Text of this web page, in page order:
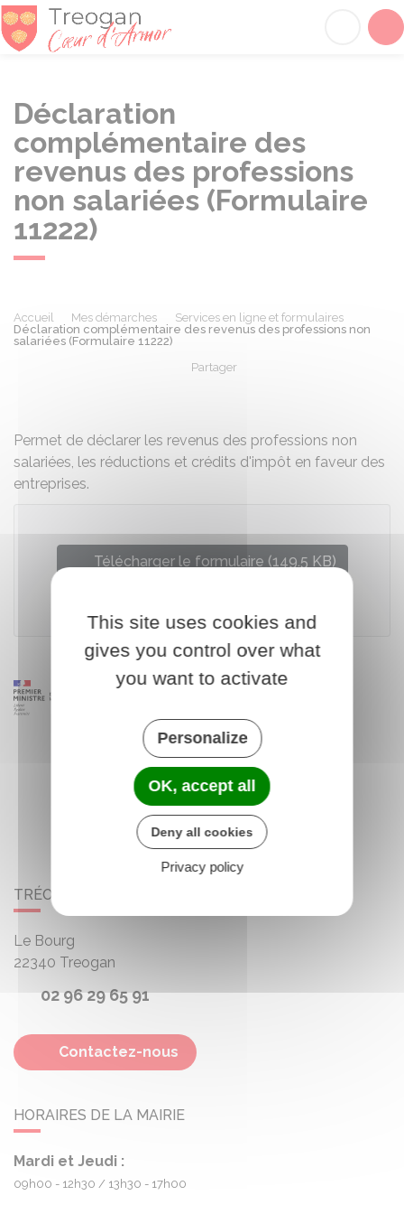
Déclaration
complémentaire des
revenus des professions
non salariées (Formulaire
11222)
Accueil Mes démarches
Services en ligne et formulaires
Déclaration complémentaire des revenus des professions non
salariées (Formulaire 11222)
Partager
Permet de déclarer les revenus des professions non
salariées, les réductions et crédits d'impôt en faveur des
entreprises.
Télécharger le formulaire (149.5 KB)
TRÉOGAN
Le Bourg
22340 Treogan
02 96 29 65 91
Contactez-nous
HORAIRES DE LA MAIRIE
Mardi et Jeudi :
09h00 - 12h30 13h30 - 17h00
This site uses cookies and
gives you control over what
you want to activate
Personalize
OK, accept all
Deny all cookies
Privacy policy